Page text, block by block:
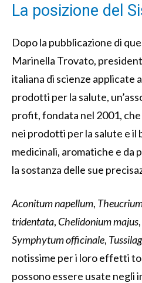
La posizione del
Dopo la pubblicazione di
Marinella Trovato,
italiana di scienze applicate
prodotti per la salute,
profit, fondata nel 2001,
nei prodotti per la salute e il
medicinali, aromatiche e da
la sostanza delle sue
Aconitum napellum,
tridentata, Chelidonium majus,
Symphytum officinale,
notissime per i loro effetti
possono essere usate negli